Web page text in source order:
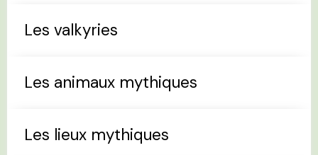
Les valkyries
Les animaux mythiques
Les lieux mythiques